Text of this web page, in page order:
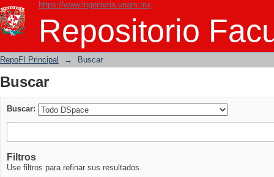
https://www.ingenieria.unam.mx
Repositorio
Buscar
RepoFI Principal → Buscar
Buscar
Buscar:
Filtros
Use filtros para refinar sus resultados.